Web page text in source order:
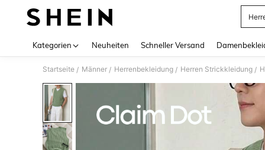
Kategorien Neuheiten Schneller Versand
Startseite / Männer / Herrenbekleidung / Herren Strickkleidung /